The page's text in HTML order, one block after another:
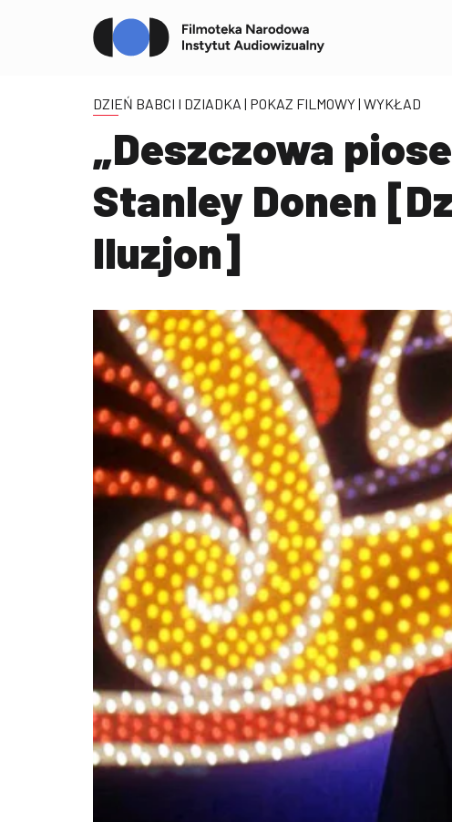
DZIEŃ BABCI I DZIADKA | POKAZ FILMOWY | WYKŁAD
„Deszczowa
Stanley Donen
Iluzjon]